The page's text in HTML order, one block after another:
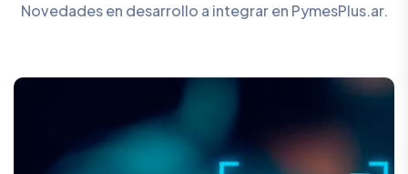
Novedades en desarrollo a integrar en PymesPlus.ar.